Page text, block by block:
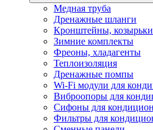
Медная труба
Дренажные шланги
Кронштейны, козырьки
Зимние комплекты
Фреоны, хладагенты
Теплоизоляция
Дренажные помпы
Wi-Fi модули для
Виброопоры для
Сифоны для
Фильтры для